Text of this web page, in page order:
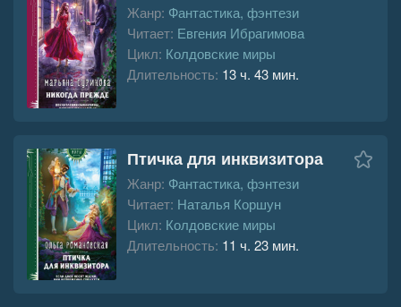
Жанр: Фантастика, фэнтези
Читает: Евгения Ибрагимова
Цикл: Колдовские миры
Длительность: 13 ч. 43 мин.
Птичка для инквизитора
Жанр: Фантастика, фэнтези
Читает: Наталья Коршун
Цикл: Колдовские миры
Длительность: 11 ч. 23 мин.